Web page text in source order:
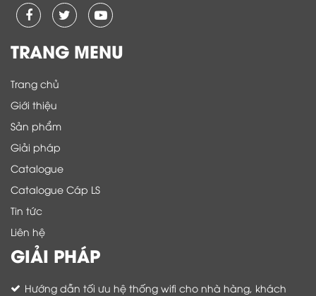
TRANG MENU
Trang chủ
Giới thiệu
Sản phẩm
Giải pháp
Catalogue
Catalogue Cáp LS
Tin tức
Liên hệ
GIẢI PHÁP
Hướng dẫn tối ưu hệ thống wifi cho nhà hàng, khách